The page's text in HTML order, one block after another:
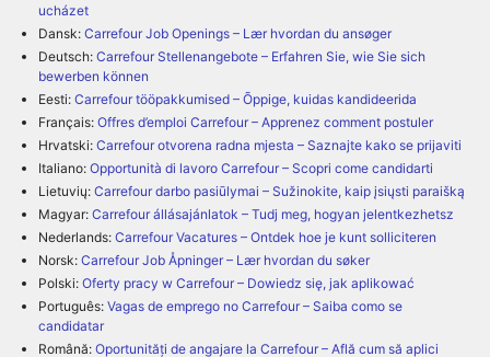
ucházet
Dansk: Carrefour Job Openings – Lær hvordan du ansøger
Deutsch: Carrefour Stellenangebote – Erfahren Sie, wie Sie sich
bewerben können
Eesti: Carrefour tööpakkumised – Õppige, kuidas kandideerida
Français: Offres d’emploi Carrefour – Apprenez comment postuler
Hrvatski: Carrefour otvorena radna mjesta – Saznajte kako se prijaviti
Italiano: Opportunità di lavoro Carrefour – Scopri come candidarti
Lietuvių: Carrefour darbo pasiūlymai – Sužinokite, kaip įsiųsti paraišką
Magyar: Carrefour állásajánlatok – Tudj meg, hogyan jelentkezhetsz
Nederlands: Carrefour Vacatures – Ontdek hoe je kunt solliciteren
Norsk: Carrefour Job Åpninger – Lær hvordan du søker
Polski: Oferty pracy w Carrefour – Dowiedz się, jak aplikować
Português: Vagas de emprego no Carrefour – Saiba como se
candidatar
Română: Oportunități de angajare la Carrefour – Află cum să aplici